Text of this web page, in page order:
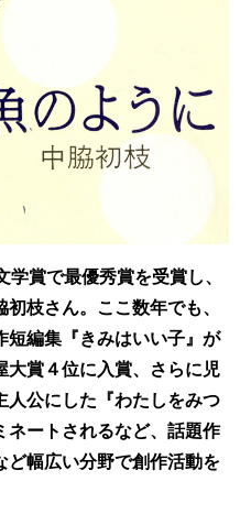
賞で最優秀賞を受賞し、
枝さん。ここ数年でも、
短編集『きみはいい子』が
大賞４位に入賞、さらに児
人公にした『わたしをみつ
ネートされるなど、話題作
ど幅広い分野で創作活動を